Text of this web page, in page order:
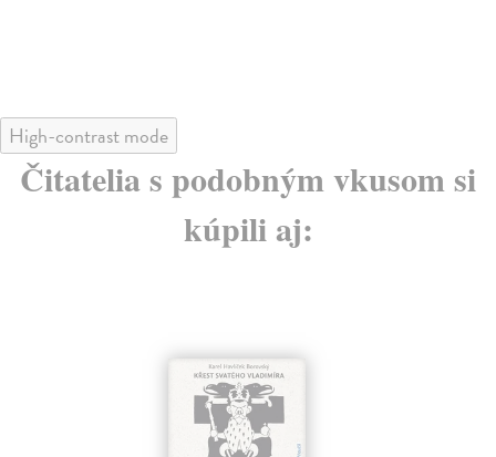
High-contrast mode
Čitatelia s podobným vkusom si
kúpili aj: